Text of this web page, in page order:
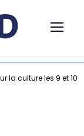
la culture les 9 et 10